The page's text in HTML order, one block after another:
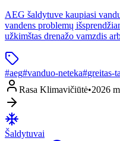
AEG šaldytuve kaupiasi
vandens problemų
užkimštas drenažo vamzdis
#aeg#vanduo-neteka#greitas-
Rasa Klimavičiūtė•2026
Šaldytuvai